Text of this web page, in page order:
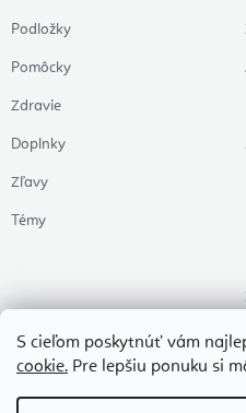
S cieľom poskytnúť vám
cookie. Pre lepšiu ponuku si
Podložky
Pomôcky
Zdravie
Doplnky
Zľavy
Témy